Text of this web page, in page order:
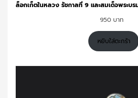
ล็อกเก็ตในหลวง รัชกาลที่ 9 และสมเด็จพระบ
950
หยิบใส่ตะกร้า